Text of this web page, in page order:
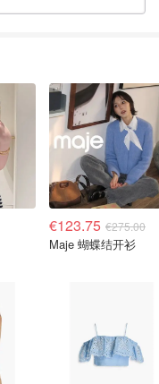
€123.75 €275.00
Maje 蝴蝶结开衫